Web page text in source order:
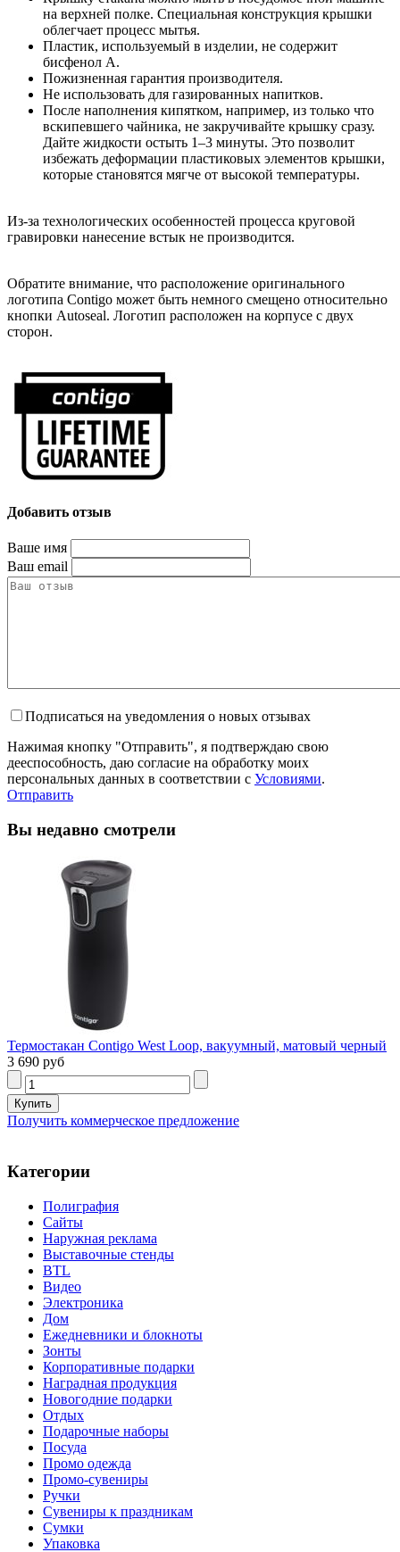
на верхней полке. Специальная конструкция крышки
облегчает процесс мытья.
Пластик, используемый в изделии, не содержит
бисфенол А.
Пожизненная гарантия производителя.
Не использовать для газированных напитков.
После наполнения кипятком, например, из только что
вскипевшего чайника, не закручивайте крышку сразу.
Дайте жидкости остыть 1–3 минуты. Это позволит
избежать деформации пластиковых элементов крышки,
которые становятся мягче от высокой температуры.
Из-за технологических особенностей процесса круговой
гравировки нанесение встык не производится.
Обратите внимание, что расположение оригинального
логотипа Contigo может быть немного смещено относительно
кнопки Autoseal. Логотип расположен на корпусе с двух
сторон.
Добавить отзыв
Ваше имя
Ваш email
Подписаться на уведомления о новых отзывах
Нажимая кнопку "Отправить", я подтверждаю свою
дееспособность, даю согласие на обработку моих
персональных данных в соответствии с Условиями.
Отправить
Вы недавно смотрели
Термостакан Contigo West Loop, вакуумный, матовый черный
3 690 руб
Получить коммерческое предложение
Категории
Полиграфия
Сайты
Наружная реклама
Выставочные стенды
BTL
Видео
Электроника
Дом
Ежедневники и блокноты
Зонты
Корпоративные подарки
Наградная продукция
Новогодние подарки
Отдых
Подарочные наборы
Посуда
Промо одежда
Промо-сувениры
Ручки
Сувениры к праздникам
Сумки
Упаковка